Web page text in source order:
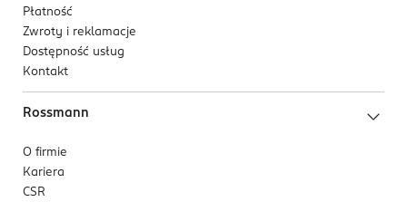
Płatność
Zwroty i reklamacje
Dostępność usług
Kontakt
Rossmann
O firmie
Kariera
CSR